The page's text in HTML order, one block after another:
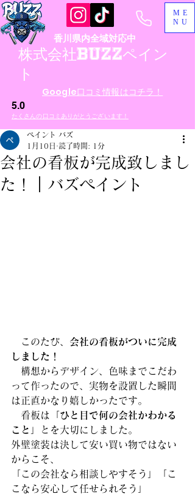
香川県内全域対応中
ME
NU
​株式会社BUZZペイン
ト
5.0
​Google口コミ情報はコチラ！
​たくさんの口コミありがとうございます！
会社の看板が完成致しまし
た！｜バズペイント
ペイント バズ
1月10日 読了時間: 1分
このたび、 会社の看板がついに完成
しました！
構想からデザイン、色味までこだわ
って作ったので、実物を設置した瞬間
は正直かなり嬉しかったです。
看板は「 ひと目で何の会社かわかる
こと 」とを大切にしました。
外壁塗装は決して安い買い物ではない
からこそ、
「この会社なら相談しやすそう」「こ
こなら安心して任せられそう」